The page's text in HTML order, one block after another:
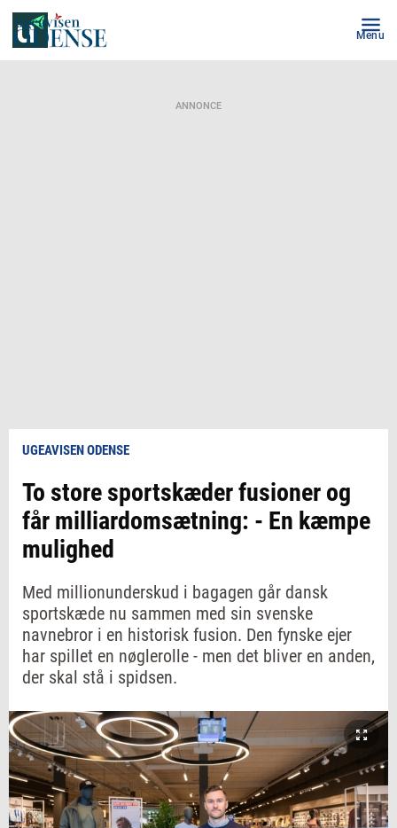
Menu
ANNONCE
UGEAVISEN ODENSE
To store sportskæder fusioner og
får milliardomsætning: - En kæmpe
mulighed
Med millionunderskud i bagagen går dansk
sportskæde nu sammen med sin svenske
navnebror i en historisk fusion. Den fynske ejer
har spillet en nøglerolle - men det bliver en anden,
der skal stå i spidsen.